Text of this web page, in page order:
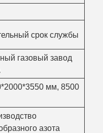
срок службы
газовый завод
мм, 8500
азота